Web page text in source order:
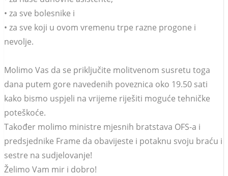
• za sve bolesnike i
• za sve koji u ovom vremenu trpe razne progone i
nevolje.
Molimo Vas da se priključite molitvenom susretu toga
dana putem gore navedenih poveznica oko 19.50 sati
kako bismo uspjeli na vrijeme riješiti moguće tehničke
poteškoće.
Također molimo ministre mjesnih bratstava OFS-a i
predsjednike Frame da obavijeste i potaknu svoju braću i
sestre na sudjelovanje!
Želimo Vam mir i dobro!